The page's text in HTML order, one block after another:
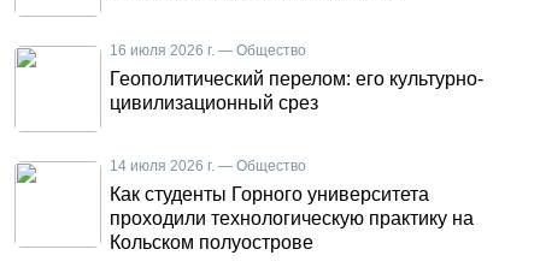
16 июля 2026 г. — Общество
Геополитический перелом: его культурно-
цивилизационный срез
14 июля 2026 г. — Общество
Как студенты Горного университета
проходили технологическую практику на
Кольском полуострове